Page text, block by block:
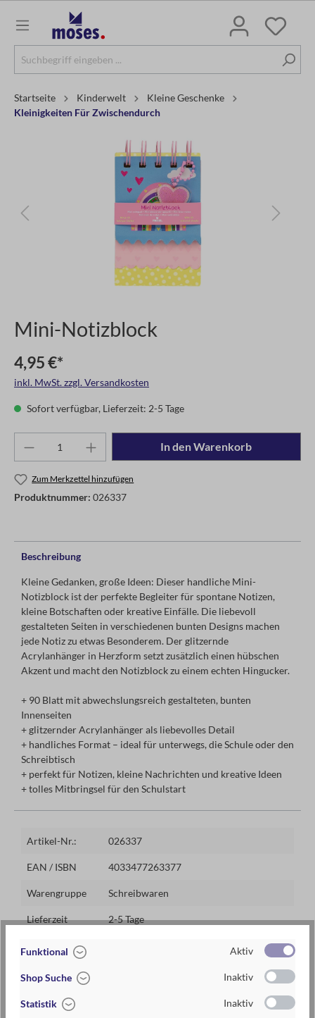
Startseite Kinderwelt
Kleine Geschenke
Kleinigkeiten Für Zwischendurch
Mini-Notizblock
4,95 €*
inkl. MwSt. zzgl. Versandkosten
Sofort verfügbar, Lieferzeit: 2-5 Tage
In den Warenkorb
Zum Merkzettel hinzufügen
Produktnummer: 026337
Beschreibung
Kleine Gedanken, große Ideen: Dieser handliche Mini-
Notizblock ist der perfekte Begleiter für spontane Notizen,
kleine Botschaften oder kreative Einfälle. Die liebevoll
gestalteten Seiten in verschiedenen bunten Designs machen
jede Notiz zu etwas Besonderem. Der glitzernde
Acrylanhänger in Herzform setzt zusätzlich einen hübschen
Akzent und macht den Notizblock zu einem echten Hingucker.
+ 90 Blatt mit abwechslungsreich gestalteten, bunten
Innenseiten
+ glitzernder Acrylanhänger als liebevolles Detail
+ handliches Format – ideal für unterwegs, die Schule oder den
Schreibtisch
+ perfekt für Notizen, kleine Nachrichten und kreative Ideen
+ tolles Mitbringsel für den Schulstart
Artikel-Nr.: 026337
EAN / ISBN 4033477263377
Warengruppe Schreibwaren
Lieferzeit 2-5 Tage
ca. 7 cm x 11 cm x 1,5 cm (B x H x T)
Materialien
Funktional Aktiv
Shop Suche Inaktiv
Statistik Inaktiv